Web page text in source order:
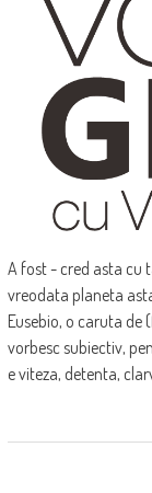
A fost - cred asta cu
vreodata planeta
Eusebio, o caruta
vorbesc subiectiv,
e viteza, detenta,